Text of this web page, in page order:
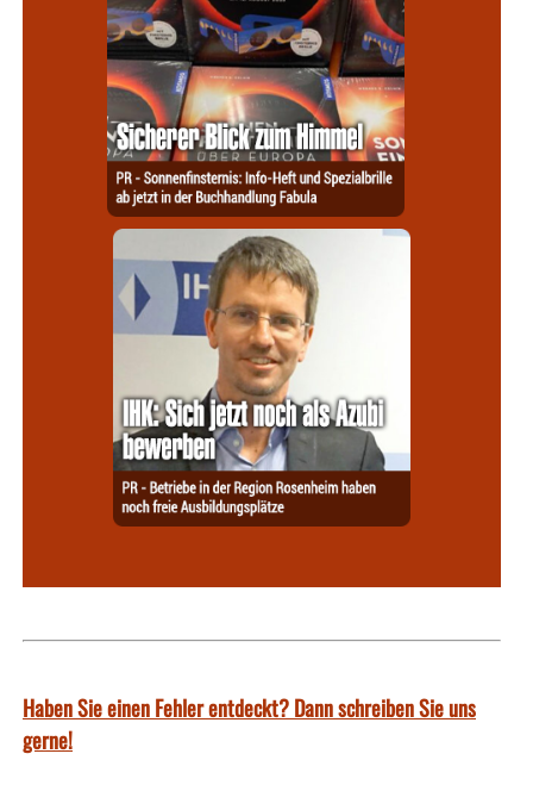
Haben Sie einen Fehler entdeckt? Dann schreiben Sie uns
gerne!